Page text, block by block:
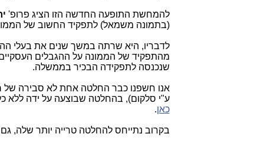
להמחשת התופעה החדשה הזו הציג פרופ'
(בתמונה משמאל) לתפקיד החשוב של
לדבריו, היא שרתה במשך שנים את בעלי
מהתפקיד של הממונה על ההגבלים
שנכנסה לתפקידה הבכיר בממשלה.
אנו חשפנו כבר החלטה אחת לא סבירה של
ע"י סלקום), בהחלטה שבוצעה על ידה ללא כל
כאן.
בקרוב נתייחס להחלטה טרייה יותר שלה, גם